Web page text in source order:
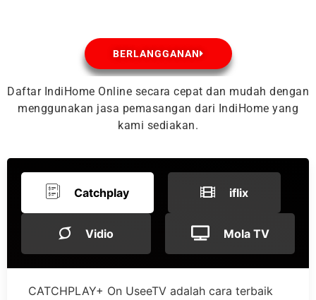
BERLANGGANAN
Daftar IndiHome Online secara cepat dan mudah dengan
menggunakan jasa pemasangan dari IndiHome yang
kami sediakan.
Catchplay iflix
Vidio Mola TV
CATCHPLAY+ On UseeTV adalah cara terbaik